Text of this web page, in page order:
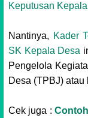
Keputusan
Nantinya, Kader
SK Kepala Desa
Pengelola
Desa (TPBJ)
Cek juga :